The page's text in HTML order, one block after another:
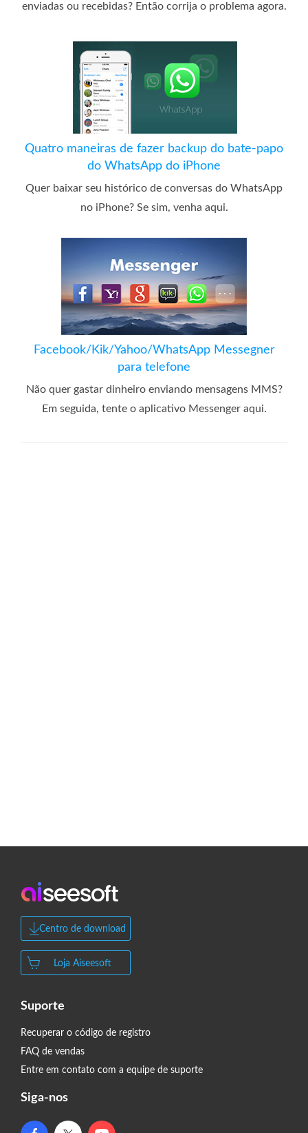
enviadas ou recebidas? Então corrija o problema agora.
Quatro maneiras de fazer backup do bate-papo
do WhatsApp do iPhone
Quer baixar seu histórico de conversas do WhatsApp
no ​​iPhone? Se sim, venha aqui.
Facebook/Kik/Yahoo/WhatsApp Messegner
para telefone
Não quer gastar dinheiro enviando mensagens MMS?
Em seguida, tente o aplicativo Messenger aqui.
Centro de download
Loja Aiseesoft
Suporte
Recuperar o código de registro
FAQ de vendas
Entre em contato com a equipe de suporte
Siga-nos